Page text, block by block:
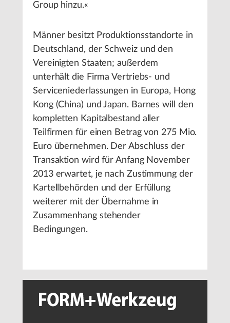
Group hinzu.«
Männer besitzt Produktionsstandorte in
Deutschland, der Schweiz und den
Vereinigten Staaten; außerdem
unterhält die Firma Vertriebs- und
Serviceniederlassungen in Europa, Hong
Kong (China) und Japan. Barnes will den
kompletten Kapitalbestand aller
Teilfirmen für einen Betrag von 275 Mio.
Euro übernehmen. Der Abschluss der
Transaktion wird für Anfang November
2013 erwartet, je nach Zustimmung der
Kartellbehörden und der Erfüllung
weiterer mit der Übernahme in
Zusammenhang stehender
Bedingungen.